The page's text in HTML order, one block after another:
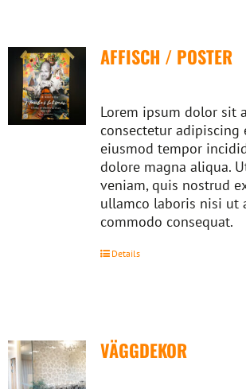
AFFISCH / POSTER
Lorem ipsum dolor sit
consectetur adipiscing
eiusmod tempor
dolore magna aliqua.
veniam, quis nostrud
ullamco laboris nisi ut
commodo consequat.
Details
VÄGGDEKOR